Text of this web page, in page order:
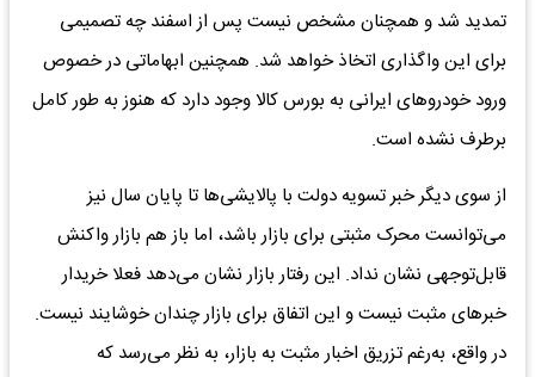
تمدید شد و همچنان مشخص نیست پس از اسفند چه تصمیمی
برای این واگذاری اتخاذ خواهد شد. همچنین ابهاماتی در خصوص
ورود خودرو‌های ایرانی به بورس کالا وجود دارد که هنوز به طور کامل
برطرف نشده است.
از سوی دیگر خبر تسویه دولت با پالایشی‌ها تا پایان سال نیز
می‌توانست محرک مثبتی برای بازار باشد، اما باز هم بازار واکنش
قابل‌توجهی نشان نداد. این رفتار بازار نشان می‌دهد فعلا خریدار
خبر‌های مثبت نیست و این اتفاق برای بازار چندان خوشایند نیست.
در واقع، به‌رغم تزریق اخبار مثبت به بازار، به نظر می‌رسد که